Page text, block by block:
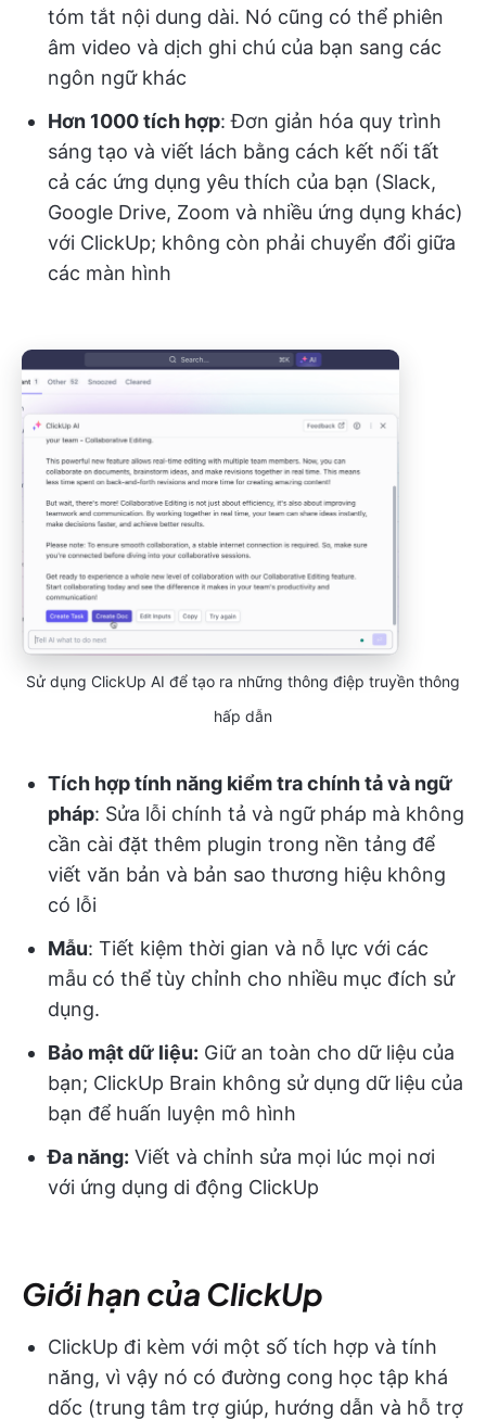
tóm tắt nội dung dài. Nó cũng có thể phiên
âm video và dịch ghi chú của bạn sang các
ngôn ngữ khác
Hơn 1000 tích hợp: Đơn giản hóa quy trình
sáng tạo và viết lách bằng cách kết nối tất
cả các ứng dụng yêu thích của bạn (Slack,
Google Drive, Zoom và nhiều ứng dụng khác)
với ClickUp; không còn phải chuyển đổi giữa
các màn hình
Sử dụng ClickUp AI để tạo ra những thông điệp truyền thông
hấp dẫn
Tích hợp tính năng kiểm tra chính tả và ngữ
pháp: Sửa lỗi chính tả và ngữ pháp mà không
cần cài đặt thêm plugin trong nền tảng để
viết văn bản và bản sao thương hiệu không
có lỗi
Mẫu: Tiết kiệm thời gian và nỗ lực với các
mẫu có thể tùy chỉnh cho nhiều mục đích sử
dụng.
Bảo mật dữ liệu: Giữ an toàn cho dữ liệu của
bạn; ClickUp Brain không sử dụng dữ liệu của
bạn để huấn luyện mô hình
Đa năng: Viết và chỉnh sửa mọi lúc mọi nơi
với ứng dụng di động ClickUp
Giới hạn của ClickUp
ClickUp đi kèm với một số tích hợp và tính
năng, vì vậy nó có đường cong học tập khá
dốc (trung tâm trợ giúp, hướng dẫn và hỗ trợ